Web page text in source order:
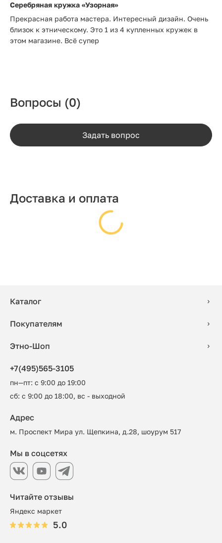
Серебряная кружка «Узорная»
Прекрасная работа мастера. Интересный дизайн. Очень
близок к этническому. Это 1 из 4 купленных кружек в
этом магазине. Всё супер
Вопросы (0)
Задать вопрос
Доставка и оплата
Каталог
Покупателям
Этно-Шоп
+7(495)565-3105
пн—пт: с 9:00 до 19:00
сб: с 9:00 до 18:00, вс - выходной
Читайте отзывы
Яндекс маркет
5.0
Адрес
м. Проспект Мира ул. Щепкина, д.28, шоурум 517
Мы в соцсетях